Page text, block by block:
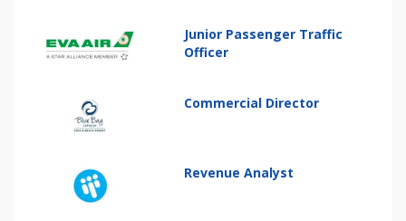
Junior Passenger Traffic
Officer
Commercial Director
Revenue Analyst